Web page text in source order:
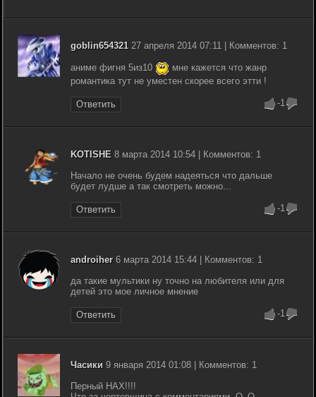
goblin654321 27 апреля 2014 07:11 | Комментов: 1
аниме фигня 5из10
мне кажется что жанр
романтика тут не уместен скорее всего этти !
Ответить -1
KOTISHE 8 марта 2014 10:54 | Комментов: 1
Начало не очень будем надеяться что дальше
будет лудше а так смотреть можно...
Ответить -1
androiher6 марта 2014 15:44 | Комментов: 1
да такие мультики ну точно на любителя или для
детей это мое личное мнение
Ответить -1
Часики 9 января 2014 01:08 | Комментов: 1
Перный НАХ!!!!